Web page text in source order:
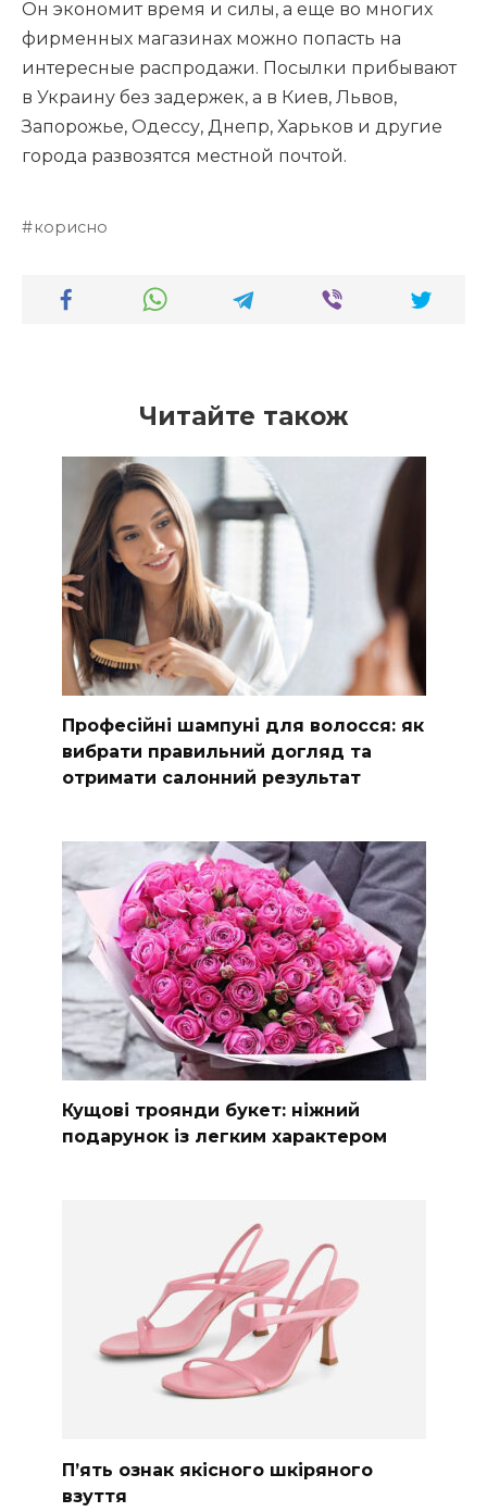
Он экономит время и силы, а еще во многих
фирменных магазинах можно попасть на
интересные распродажи. Посылки прибывают
в Украину без задержек, а в Киев, Львов,
Запорожье, Одессу, Днепр, Харьков и другие
города развозятся местной почтой.
корисно
Читайте також
Професійні шампуні для волосся: як
вибрати правильний догляд та
отримати салонний результат
Кущові троянди букет: ніжний
подарунок із легким характером
П’ять ознак якісного шкіряного
взуття